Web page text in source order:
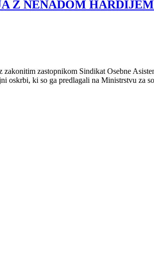
Z NENADOM
zakonitim zastopnikom Sindikat Osebne
oskrbi, ki so ga predlagali na Ministrstvu za